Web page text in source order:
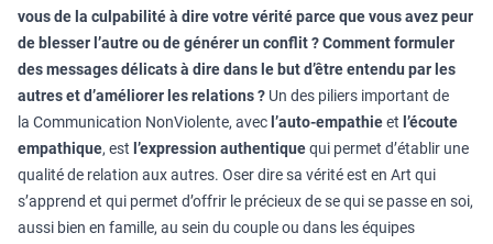
vous de la culpabilité à dire votre vérité parce que vous avez peur
de blesser l’autre ou de générer un conflit ? Comment formuler
des messages délicats à dire dans le but d’être entendu par les
autres et d’améliorer les relations ? Un des piliers important de
la Communication NonViolente, avec l’auto-empathieet l’écoute
empathique, est l’expression authentiquequi permet d’établir une
qualité de relation aux autres. Oser dire sa vérité est en Art qui
s’apprend et qui permet d’offrir le précieux de se qui se passe en soi,
aussi bien en famille, au sein du couple ou dans les équipes